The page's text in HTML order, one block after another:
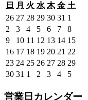
日
日
曜
日
月 月
曜
日
火 火
曜
日
水 水
曜
日
木木
曜
日
金金
曜
日
土
262026
年
7
月
26
日
272026
年
7
月
27
日
282026
年
7
月
28
日
292026
年
7
月
29
日
302026
年
7
月
30
日
31 2026
年
7
月
31
日
1
8
月
1
日
2 2026
年
8
月
2
日
32026
年
8
月
3
日
42026
年
8
月
4
日
52026
年
8
月
5
日
62026
年
8
月
6
日
72026
年
8
月
7
日
82026
年
8
月
8
日
92026
年
8
月
9
日
102026
年
8
月
10
11 2026
年
8
月
11
12 2026
年
8
月
12
132026
年
8
月
13
142026
年
8
月
14
152026
8
162026
年
8
16
172026
年
8
17
182026
年
8
18
192026
年
8
19
202026
年
20
21 2026
年
8
21
22
年
232026
年
月
242026
年
月
252026
年
月
262026
年
月
272026
年
月
282026
年
月
292026
302026
8
31 2026
8
1
2026
9
2 2026
9
32026
9
42026
9
52026
9
営業日カレンダー